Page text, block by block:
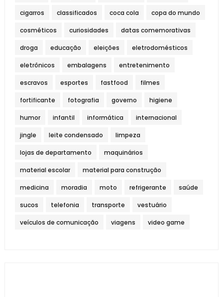
cigarros classificados coca cola copa do mundo
cosméticos curiosidades datas comemorativas
droga educação eleições eletrodomésticos
eletrônicos embalagens entretenimento
escravos esportes fastfood filmes
fortificante fotografia governo higiene
humor infantil informática internacional
jingle leite condensado limpeza
lojas de departamento maquinários
material escolar material para construção
medicina moradia moto refrigerante saúde
sucos telefonia transporte vestuário
veículos de comunicação viagens video game